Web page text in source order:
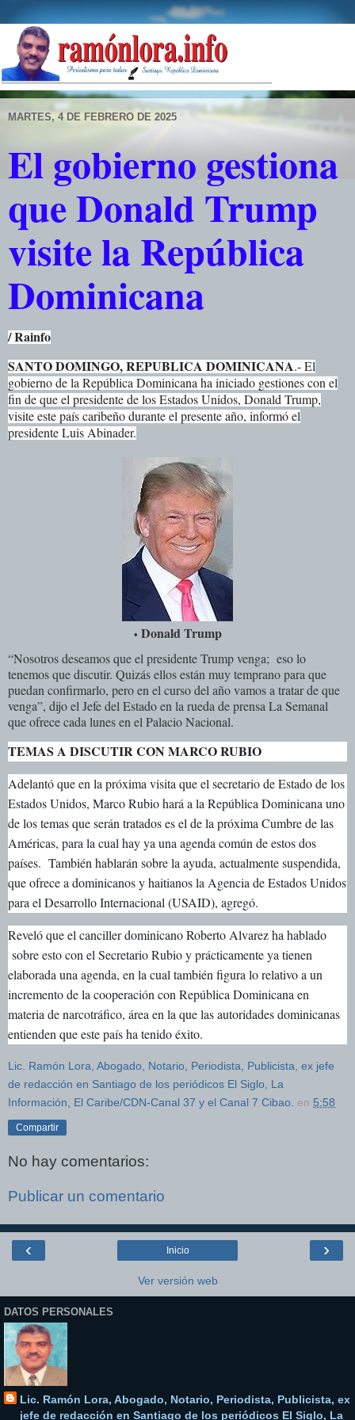
MARTES, 4 DE FEBRERO DE 2025
El gobierno gestiona
que Donald Trump
visite la República
Dominicana
/ Rainfo
SANTO DOMINGO, REPUBLICA DOMINICANA.- El
gobierno de la República Dominicana ha iniciado gestiones con el
fin de que el presidente de los Estados Unidos, Donald Trump,
visite este país caribeño durante el presente año, informó el
presidente Luis Abinader.
• Donald Trump
“Nosotros deseamos que el presidente Trump venga; eso lo
tenemos que discutir. Quizás ellos están muy temprano para que
puedan confirmarlo, pero en el curso del año vamos a tratar de que
venga”, dijo el Jefe del Estado en la rueda de prensa La Semanal
que ofrece cada lunes en el Palacio Nacional.
TEMAS A DISCUTIR CON MARCO RUBIO
Adelantó que en la próxima visita que el secretario de Estado de los
Estados Unidos, Marco Rubio hará a la República Dominicana uno
de los temas que serán tratados es el de la próxima Cumbre de las
Américas, para la cual hay ya una agenda común de estos dos
países. También hablarán sobre la ayuda, actualmente suspendida,
que ofrece a dominicanos y haitianos la Agencia de Estados Unidos
para el Desarrollo Internacional (USAID), agregó.
Reveló que el canciller dominicano Roberto Alvarez ha hablado
sobre esto con el Secretario Rubio y prácticamente ya tienen
elaborada una agenda, en la cual también figura lo relativo a un
incremento de la cooperación con República Dominicana en
materia de narcotráfico, área en la que las autoridades dominicanas
entienden que este país ha tenido éxito.
Lic. Ramón Lora, Abogado, Notario, Periodista, Publicista, ex jefe
de redacción en Santiago de los periódicos El Siglo, La
Información, El Caribe/CDN-Canal 37 y el Canal 7 Cibao. en 5:58
Compartir
No hay comentarios:
Publicar un comentario
‹ ›
Inicio
Ver versión web
DATOS PERSONALES
Lic. Ramón Lora, Abogado, Notario, Periodista, Publicista, ex
jefe de redacción en Santiago de los periódicos El Siglo, La